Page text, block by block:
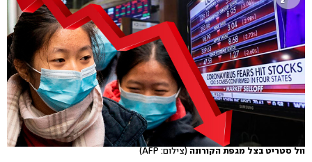
וול סטריט בצל מגפת הקורונה(צילום: AFP)